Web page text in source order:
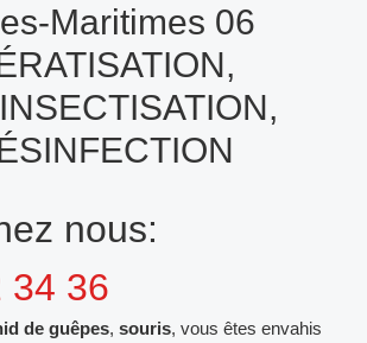
Maritimes 06
nous:
34 36
de guêpes, souris, vous êtes envahis